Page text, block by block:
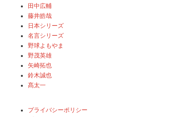
田中広輔
藤井皓哉
日本シリーズ
名言シリーズ
野球よもやま
野茂英雄
矢崎拓也
鈴木誠也
髙太一
プライバシーポリシー